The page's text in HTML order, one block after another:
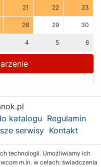
21 22 23
28 29 30
4 5 6
katalogu Regulamin
serwisy Kontakt
technologii. Umożliwiamy ich
m.in. w celach: świadczenia